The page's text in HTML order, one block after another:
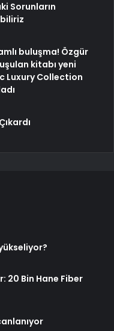
Sorunların
buluşma! Özgür
kitabı yeni
Luxury Collection
20 Bin Hane Fiber